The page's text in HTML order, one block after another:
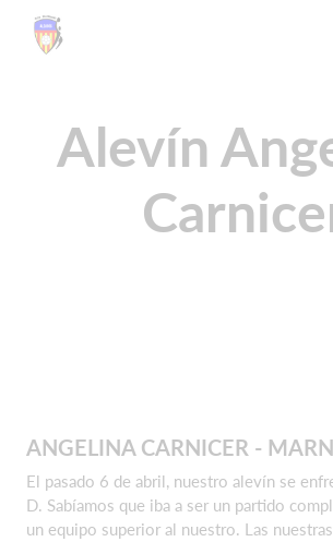
Alevín
ANGELINA CARNICER -
El pasado 6 de abril, nuestro alevín se
D. Sabíamos que iba a ser un partido
un equipo superior al nuestro. Las